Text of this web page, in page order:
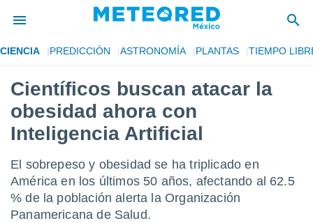
de
ha sido
para
que se
calidad.
a este
las
CIENCIA PREDICCIÓN ASTRONOMÍA PLANTAS TIEMPO
Científicos buscan atacar la
obesidad ahora con
Inteligencia Artificial
El sobrepeso y obesidad se ha triplicado en
América en los últimos 50 años, afectando al 62.5
% de la población alerta la Organización
Panamericana de Salud.